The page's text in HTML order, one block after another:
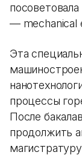
— mechanical
Эта
процессы
После
продолжить